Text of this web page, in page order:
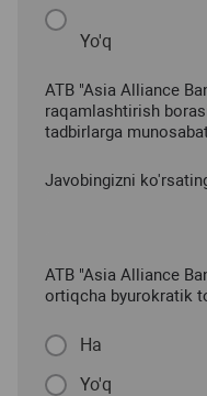
Yo'q
ATB "Asia Alliance
raqamlashtirish
tadbirlarga
Javobingizni
ATB "Asia Alliance
ortiqcha byurokratik
Ha
Yo'q